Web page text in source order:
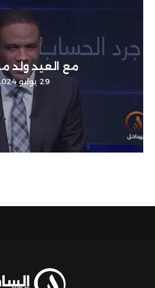
مع العيد ولد
29 يوليو 2024